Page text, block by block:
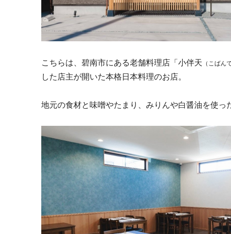
こちらは、碧南市にある老舗料理店「小伴天 （こばん
した店主が開いた本格日本料理のお店。
地元の食材と味噌やたまり、みりんや白醤油を使っ